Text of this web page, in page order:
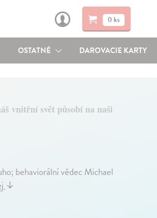
0 ks
OSTATNÉ DAROVACIE KARTY
vnitřní svět působí na naši
behaviorální vědec Michael
↓